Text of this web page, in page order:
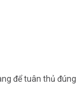
để tuân thủ đúng